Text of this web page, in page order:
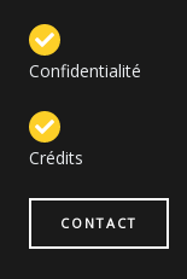
Confidentialité
Crédits
CONTACT